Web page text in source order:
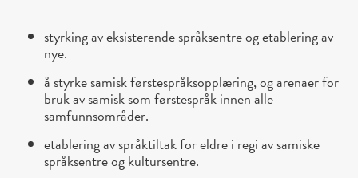
styrking av eksisterende språksentre og etablering av
nye.
å styrke samisk førstespråksopplæring, og arenaer for
bruk av samisk som førstespråk innen alle
samfunnsområder.
etablering av språktiltak for eldre i regi av samiske
språksentre og kultursentre.